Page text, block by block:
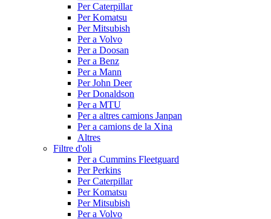
Per Caterpillar
Per Komatsu
Per Mitsubish
Per a Volvo
Per a Doosan
Per a Benz
Per a Mann
Per John Deer
Per Donaldson
Per a MTU
Per a altres camions Janpan
Per a camions de la Xina
Altres
Filtre d'oli
Per a Cummins Fleetguard
Per Perkins
Per Caterpillar
Per Komatsu
Per Mitsubish
Per a Volvo